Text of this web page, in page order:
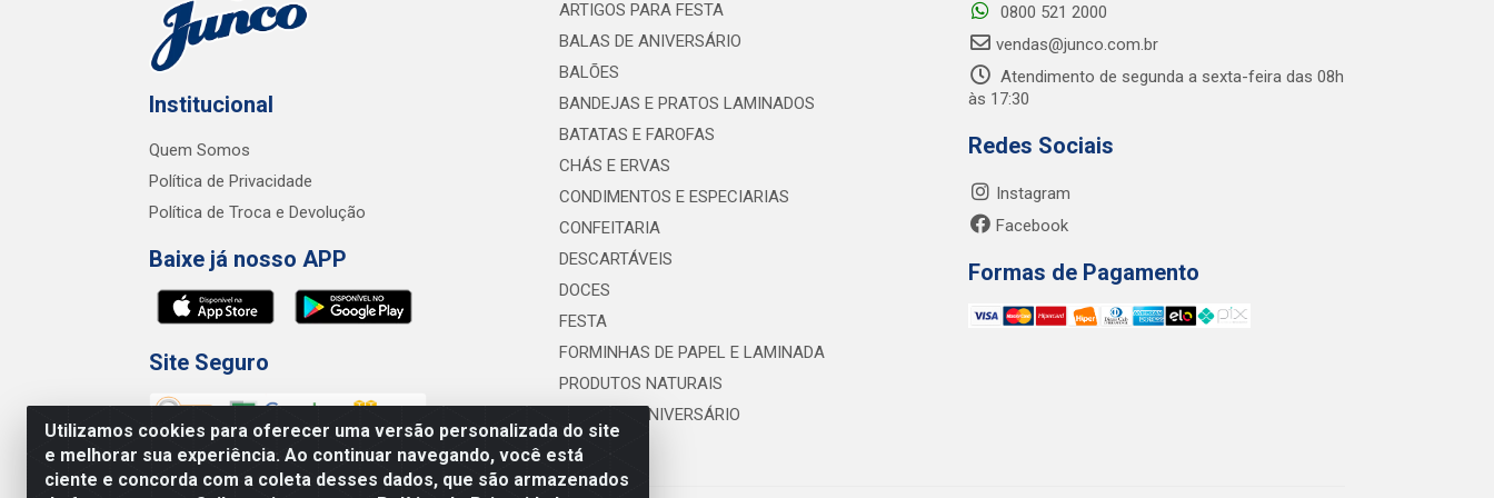
Utilizamos cookies para oferecer uma versão personalizada do site
e melhorar sua experiência. Ao continuar navegando, você está
ciente e concorda com a coleta desses dados, que são armazenados
Institucional
Quem Somos
Política de Privacidade
Política de Troca e Devolução
Baixe já nosso APP
Site Seguro
ARTIGOS PARA FESTA
BALAS DE ANIVERSÁRIO
BALÕES
BANDEJAS E PRATOS LAMINADOS
BATATAS E FAROFAS
CHÁS E ERVAS
CONDIMENTOS E ESPECIARIAS
CONFEITARIA
DESCARTÁVEIS
DOCES
FESTA
FORMINHAS DE PAPEL E LAMINADA
PRODUTOS NATURAIS
VELAS DE ANIVERSÁRIO
0800 521 2000
vendas@junco.com.br
Atendimento de segunda a sexta-feira das 08h
às 17:30
Redes Sociais
Instagram
Facebook
Formas de Pagamento